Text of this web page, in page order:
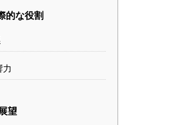
的な役割
力
望